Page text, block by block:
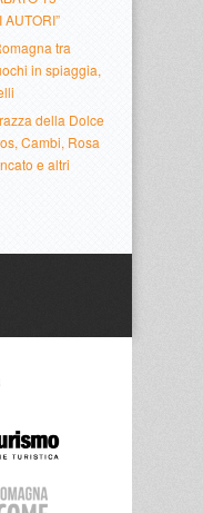
tra
in spiaggia,
della Dolce
Cambi, Rosa
e altri